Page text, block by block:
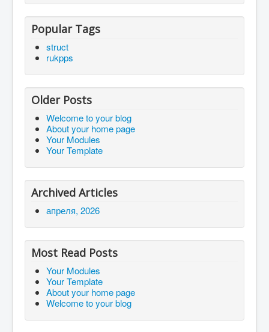
Popular Tags
struct
rukpps
Older Posts
Welcome to your blog
About your home page
Your Modules
Your Template
Archived Articles
апреля, 2026
Most Read Posts
Your Modules
Your Template
About your home page
Welcome to your blog